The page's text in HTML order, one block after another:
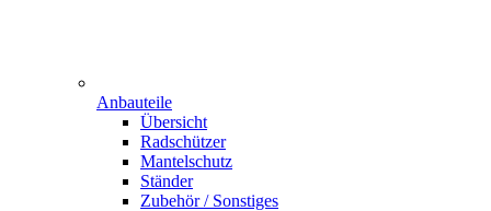
Anbauteile
Übersicht
Radschützer
Mantelschutz
Ständer
Zubehör / Sonstiges